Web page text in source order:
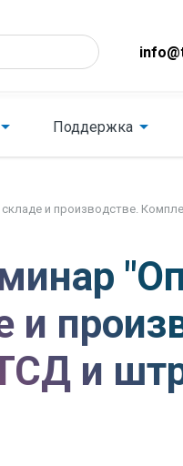
Поддержка
и производстве.
и
и